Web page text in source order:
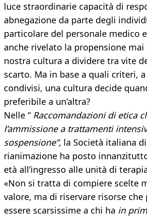
luce straordinarie capacità di
abnegazione da parte degli
particolare del personale medico
anche rivelato la propensione
nostra cultura a dividere tra vite
scarto. Ma in base a quali criteri,
condivisi, una cultura decide
preferibile a un’altra?
Nelle “ Raccomandazioni di etica
l’ammissione a trattamenti
sospensione”, la Società italiana
rianimazione ha posto
età all’ingresso alle unità di
«Non si tratta di compiere scelte
valore, ma di riservare risorse
essere scarsissime a chi ha in